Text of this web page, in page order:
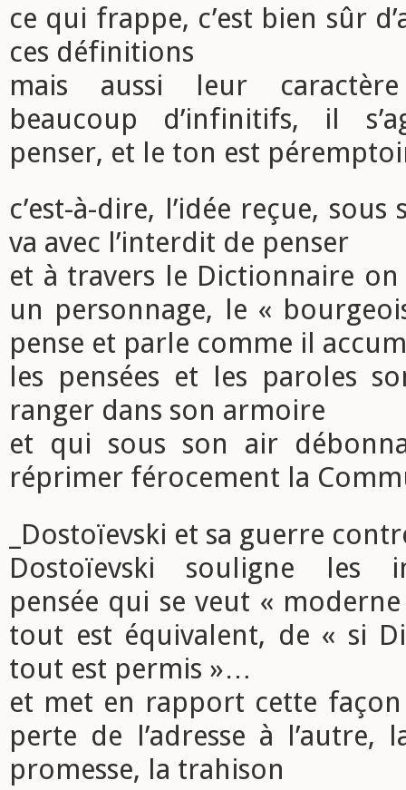
ce qui frappe, c’est bien sûr
ces définitions
mais aussi leur
beaucoup d’infinitifs, il
penser, et le ton est
c’est-à-dire, l’idée reçue, sous
va avec l’interdit de penser
et à travers le Dictionnaire on
un personnage, le «
pense et parle comme il
les pensées et les paroles
ranger dans son armoire
et qui sous son air
réprimer férocement la
_Dostoïevski et sa guerre
Dostoïevski souligne les
pensée qui se veut «
tout est équivalent, de « si
tout est permis »…
et met en rapport cette
perte de l’adresse à
promesse, la trahison